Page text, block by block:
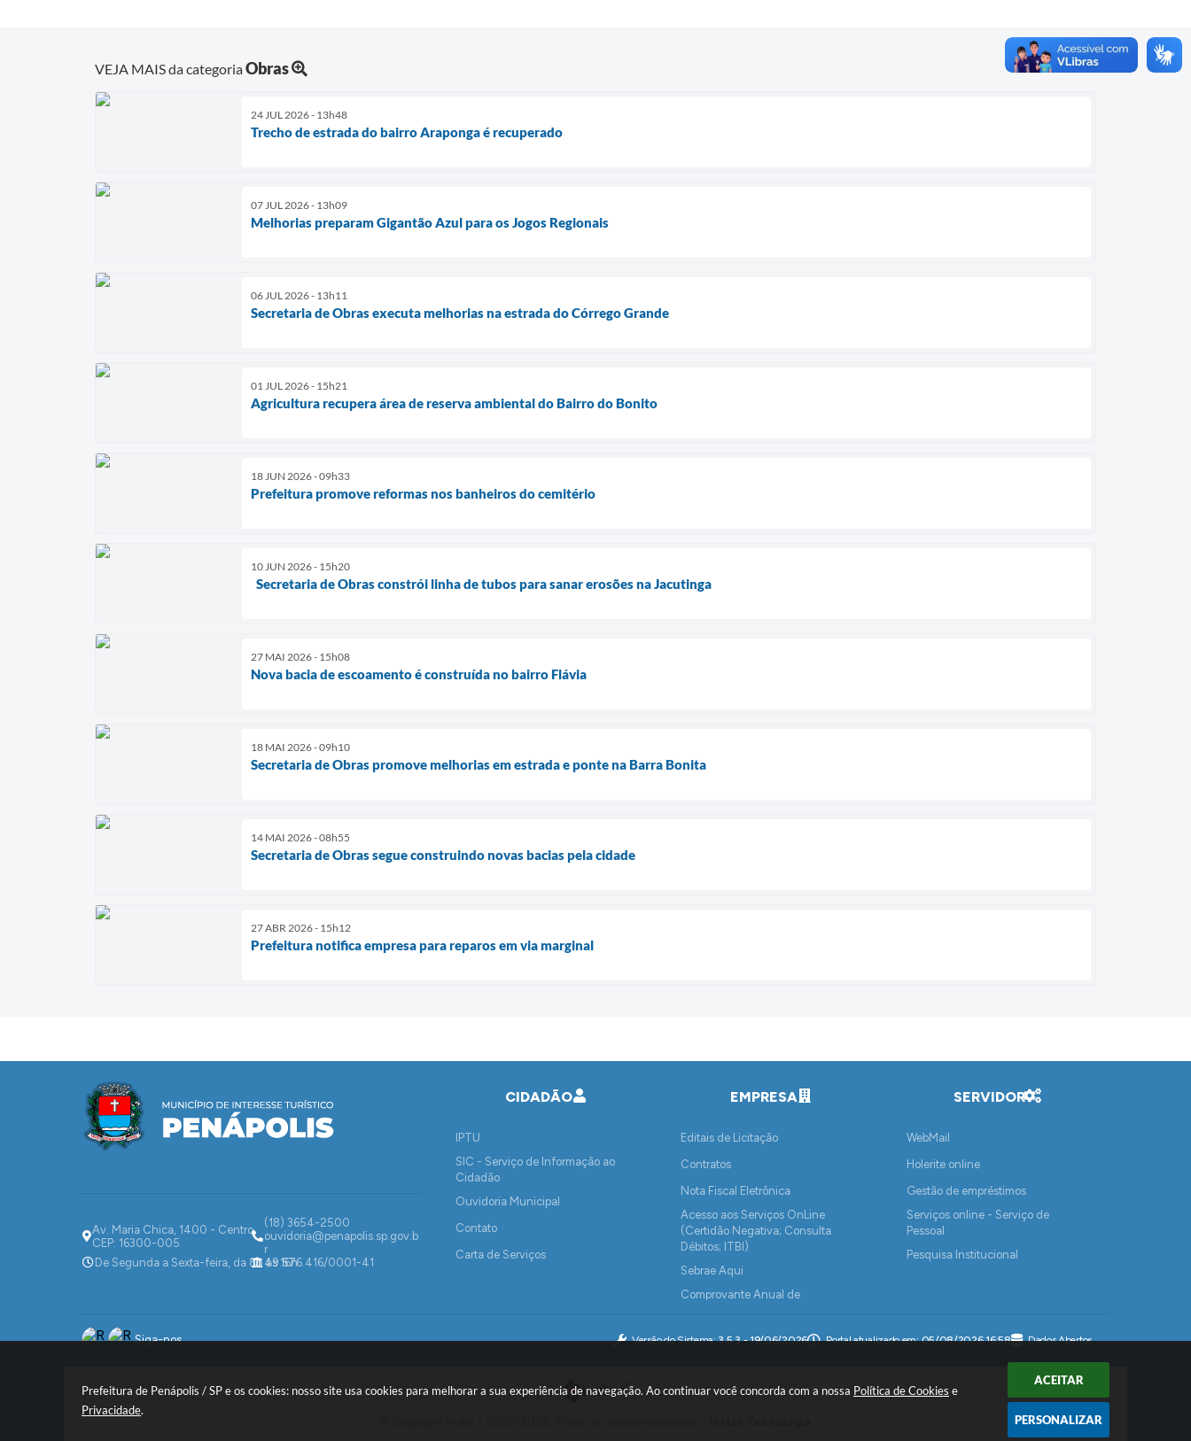
Prefeitura de Penápolis / SP e os cookies: nosso site usa cookies para melhorar a sua experiência de navegação. Ao continuar você concorda com a nossa Política de Cookies e
Privacidade.
ACEITAR
PERSONALIZAR
VEJA MAIS da categoriaObras
24 JUL 2026 - 13h48
Trecho de estrada do bairro Araponga é recuperado
07 JUL 2026 - 13h09
Melhorias preparam Gigantão Azul para os Jogos Regionais
06 JUL 2026 - 13h11
Secretaria de Obras executa melhorias na estrada do Córrego Grande
01 JUL 2026 - 15h21
Agricultura recupera área de reserva ambiental do Bairro do Bonito
18 JUN 2026 - 09h33
Prefeitura promove reformas nos banheiros do cemitério
10 JUN 2026 - 15h20
Secretaria de Obras constrói linha de tubos para sanar erosões na Jacutinga
27 MAI 2026 - 15h08
Nova bacia de escoamento é construída no bairro Flávia
18 MAI 2026 - 09h10
Secretaria de Obras promove melhorias em estrada e ponte na Barra Bonita
14 MAI 2026 - 08h55
Secretaria de Obras segue construindo novas bacias pela cidade
27 ABR 2026 - 15h12
Prefeitura notifica empresa para reparos em via marginal
Siga-nos
Av. Maria Chica, 1400 - Centro
CEP: 16300-005
(18) 3654-2500
ouvidoria@penapolis.sp.gov.b
r
De Segunda a Sexta-feira, da 8h às 16h49.576.416/0001-41
CIDADÃO
IPTU
SIC - Serviço de Informação ao
Cidadão
Ouvidoria Municipal
Contato
Carta de Serviços
EMPRESA
Editais de Licitação
Contratos
Nota Fiscal Eletrônica
Acesso aos Serviços OnLine
(Certidão Negativa; Consulta
Débitos; ITBI)
Sebrae Aqui
Comprovante Anual de
SERVIDOR
WebMail
Holerite online
Gestão de empréstimos
Serviços online - Serviço de
Pessoal
Pesquisa Institucional
Versão do Sistema:3.5.3 - 19/06/2026 Portal atualizado em:05/08/2026 16:58 Dados Abertos